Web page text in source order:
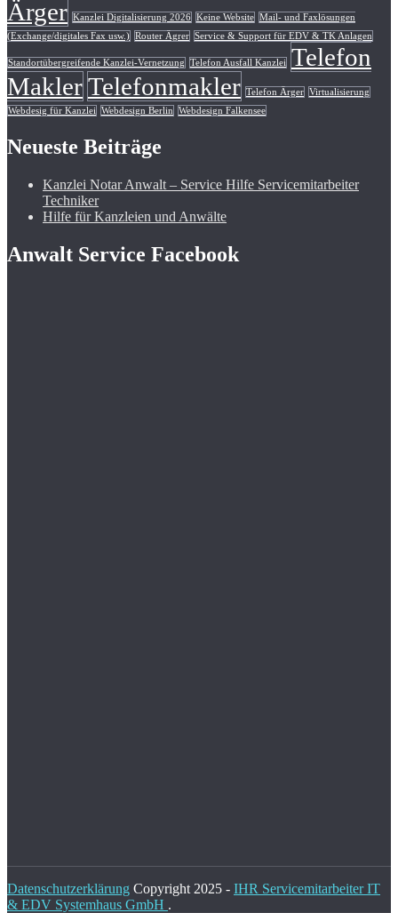
Ärger Kanzlei Digitalisierung 2026 Keine Website Mail- und Faxlösungen
(Exchange/digitales Fax usw.) Router Ägrer Service & Support für EDV & TK Anlagen
Standortübergreifende Kanzlei-Vernetzung Telefon Ausfall Kanzlei
Telefon
MaklerTelefonmakler Telefon Ärger Virtualisierung
Webdesig für Kanzlei
Webdesign Berlin Webdesign Falkensee
Neueste Beiträge
Kanzlei Notar Anwalt – Service Hilfe Servicemitarbeiter
Techniker
Hilfe für Kanzleien und Anwälte
Anwalt Service Facebook
Datenschutzerklärung Copyright 2025 - IHR Servicemitarbeiter IT
& EDV Systemhaus GmbH .